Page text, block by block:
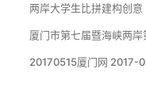
两岸大学生比拼建构创意
厦门市第七届暨海峡两
20170515厦门网 2017-